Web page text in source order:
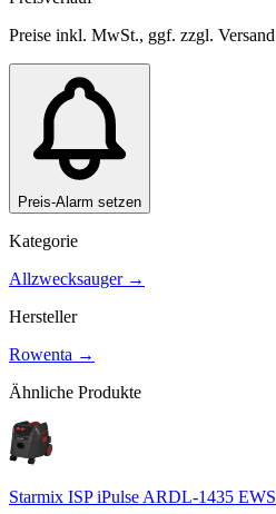
Preise inkl. MwSt., ggf. zzgl. Versand
Preis-Alarm setzen
Kategorie
Allzwecksauger→
Hersteller
Rowenta →
Ähnliche Produkte
Starmix ISP iPulse ARDL-1435 EWS